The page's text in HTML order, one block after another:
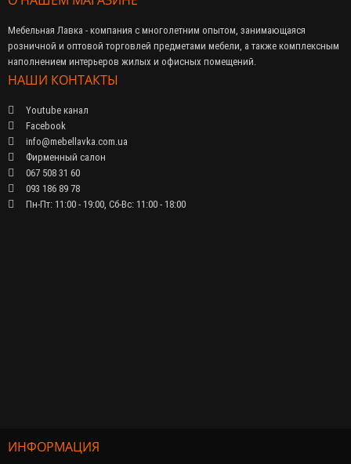
Мебельная Лавка - компания с многолетним опытом, занимающаяся
розничной и оптовой торговлей предметами мебели, а также комплексным
наполнением интерьеров жилых и офисных помещений.
НАШИ КОНТАКТЫ
Youtube канал
Facebook
info@mebellavka.com.ua
Фирменный салон
067 508 31 60
093 186 89 78
Пн-Пт: 11:00 - 19:00, Сб-Вс: 11:00 - 18:00
ИНФОРМАЦИЯ